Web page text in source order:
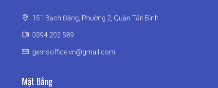
151 Bạch Đằng, Phường 2, Quận Tân Bình
0394 202 589
gemsoffice.vn@gmail.com
Mặt Bằng